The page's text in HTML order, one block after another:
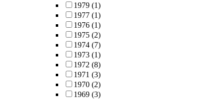
1979 (1)
1977 (1)
1976 (1)
1975 (2)
1974 (7)
1973 (1)
1972 (8)
1971 (3)
1970 (2)
1969 (3)